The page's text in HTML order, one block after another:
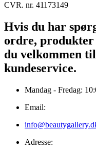
CVR. nr. 41173149
Hvis du har
ordre, produkter
du velkommen
kundeservice.
Mandag - Fredag:
Email:
Adresse: